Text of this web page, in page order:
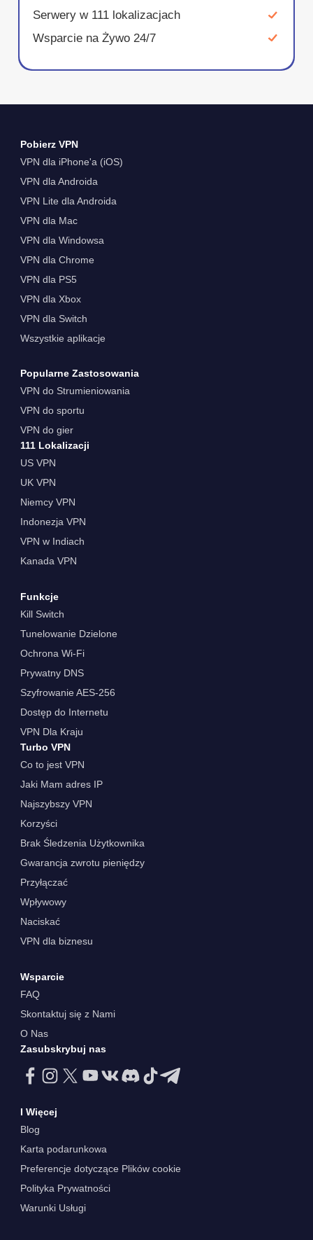
Serwery w 111 lokalizacjach
Wsparcie na Żywo 24/7
Pobierz VPN
VPN dla iPhone'a (iOS)
VPN dla Androida
VPN Lite dla Androida
VPN dla Mac
VPN dla Windowsa
VPN dla Chrome
VPN dla PS5
VPN dla Xbox
VPN dla Switch
Wszystkie aplikacje
Popularne Zastosowania
VPN do Strumieniowania
VPN do sportu
VPN do gier
111 Lokalizacji
US VPN
UK VPN
Niemcy VPN
Indonezja VPN
VPN w Indiach
Kanada VPN
Funkcje
Kill Switch
Tunelowanie Dzielone
Ochrona Wi-Fi
Prywatny DNS
Szyfrowanie AES-256
Dostęp do Internetu
VPN Dla Kraju
Turbo VPN
Co to jest VPN
Jaki Mam adres IP
Najszybszy VPN
Korzyści
Brak Śledzenia Użytkownika
Gwarancja zwrotu pieniędzy
Przyłączać
Wpływowy
Naciskać
VPN dla biznesu
Wsparcie
FAQ
Skontaktuj się z Nami
O Nas
Zasubskrybuj nas
I Więcej
Blog
Karta podarunkowa
Preferencje dotyczące Plików cookie
Polityka Prywatności
Warunki Usługi